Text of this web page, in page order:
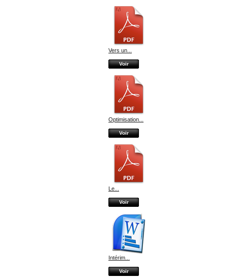
Vers un...
Voir
Optimisation...
Voir
Le...
Voir
Intérim...
Voir